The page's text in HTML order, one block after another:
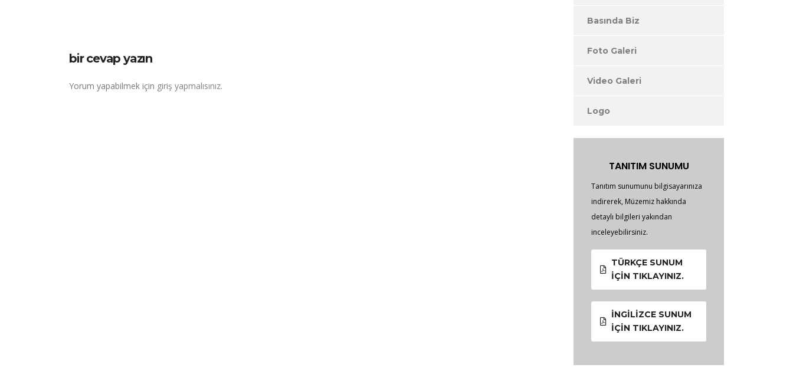
bir cevap yazın
Yorum yapabilmek için giriş yapmalısınız.
Basında Biz
Foto Galeri
Video Galeri
Logo
TANITIM SUNUMU
Tanıtım sunumunu bilgisayarınıza
indirerek, Müzemiz hakkında
detaylı bilgileri yakından
inceleyebilirsiniz.
TÜRKÇE SUNUM
İÇIN TIKLAYINIZ.
İNGILIZCE SUNUM
İÇIN TIKLAYINIZ.